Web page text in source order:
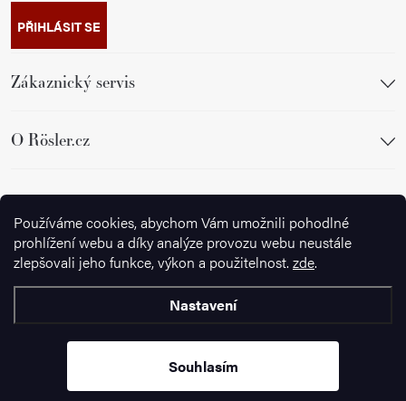
Používáme cookies, abychom Vám umožnili pohodlné
prohlížení webu a díky analýze provozu webu neustále
zlepšovali jeho funkce, výkon a použitelnost. zde.
Nastavení
Souhlasím
PŘIHLÁSIT SE
Zákaznický servis
O Rösler.cz
Sledujte nás